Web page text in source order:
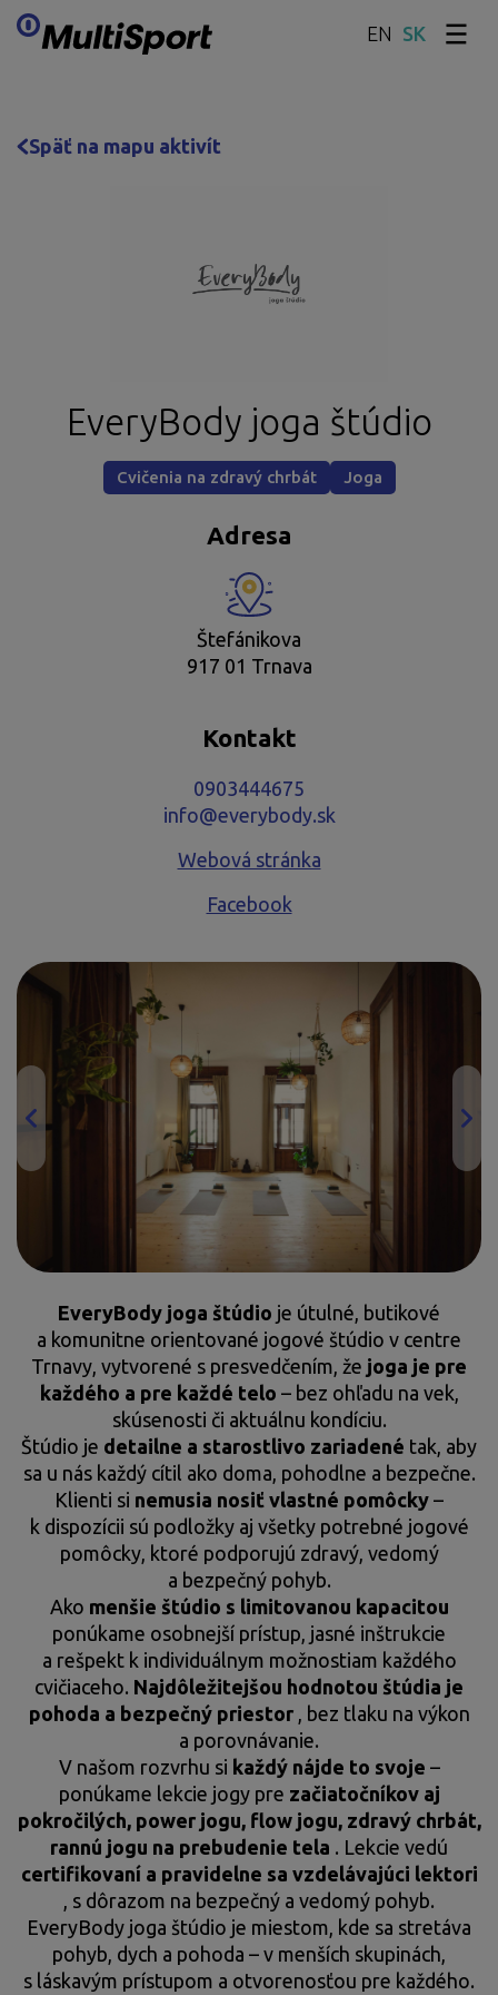
Preskočiť obsah
EN
Späť na mapu aktivít
EveryBody joga štúdio
Cvičenia na zdravý chrbát Joga
Adresa
Štefánikova
917 01 Trnava
Kontakt
0903444675
info@everybody.sk
Webová stránka
Facebook
EveryBody joga štúdio je útulné, butikové
a komunitne orientované jogové štúdio v centre
Trnavy, vytvorené s presvedčením, že joga je pre
každého a pre každé telo – bez ohľadu na vek,
skúsenosti či aktuálnu kondíciu.
Štúdio je detailne a starostlivo zariadené tak, aby
sa u nás každý cítil ako doma, pohodlne a bezpečne.
Klienti si nemusia nosiť vlastné pomôcky –
k dispozícii sú podložky aj všetky potrebné jogové
pomôcky, ktoré podporujú zdravý, vedomý
a bezpečný pohyb.
Ako menšie štúdio s limitovanou kapacitou
ponúkame osobnejší prístup, jasné inštrukcie
a rešpekt k individuálnym možnostiam každého
cvičiaceho. Najdôležitejšou hodnotou štúdia je
pohoda a bezpečný priestor, bez tlaku na výkon
a porovnávanie.
V našom rozvrhu si každý nájde to svoje –
ponúkame lekcie jogy pre začiatočníkov aj
pokročilých, power jogu, flow jogu, zdravý chrbát,
rannú jogu na prebudenie tela . Lekcie vedú
certifikovaní a pravidelne sa vzdelávajúci lektori
, s dôrazom na bezpečný a vedomý pohyb.
EveryBody joga štúdio je miestom, kde sa stretáva
pohyb, dych a pohoda – v menších skupinách,
s láskavým prístupom a otvorenosťou pre každého.